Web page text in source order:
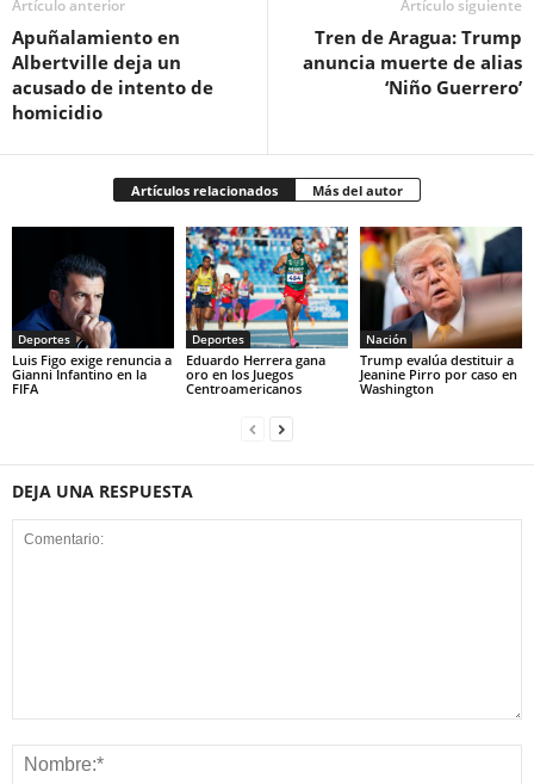
Artículo anterior
Apuñalamiento en
Albertville deja un
acusado de intento de
homicidio
Artículo siguiente
Tren de Aragua: Trump
anuncia muerte de alias
‘Niño Guerrero’
Artículos relacionados Más del autor
Deportes
Luis Figo exige renuncia a
Gianni Infantino en la
FIFA
Deportes
Eduardo Herrera gana
oro en los Juegos
Centroamericanos
Nación
Trump evalúa destituir a
Jeanine Pirro por caso en
Washington
DEJA UNA RESPUESTA